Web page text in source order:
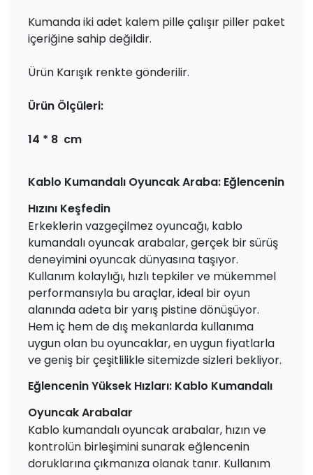
Kumanda iki adet kalem pille çalışır piller paket
içeriğine sahip değildir.
Ürün Karışık renkte gönderilir.
Ürün Ölçüleri:
14 * 8 cm
Kablo Kumandalı Oyuncak Araba: Eğlencenin
Hızını Keşfedin
Erkeklerin vazgeçilmez oyuncağı, kablo
kumandalı oyuncak arabalar, gerçek bir sürüş
deneyimini oyuncak dünyasına taşıyor.
Kullanım kolaylığı, hızlı tepkiler ve mükemmel
performansıyla bu araçlar, ideal bir oyun
alanında adeta bir yarış pistine dönüşüyor.
Hem iç hem de dış mekanlarda kullanıma
uygun olan bu oyuncaklar, en uygun fiyatlarla
ve geniş bir çeşitlilikle sitemizde sizleri bekliyor.
Eğlencenin Yüksek Hızları: Kablo Kumandalı
Oyuncak Arabalar
Kablo kumandalı oyuncak arabalar, hızın ve
kontrolün birleşimini sunarak eğlencenin
doruklarına çıkmanıza olanak tanır. Kullanım